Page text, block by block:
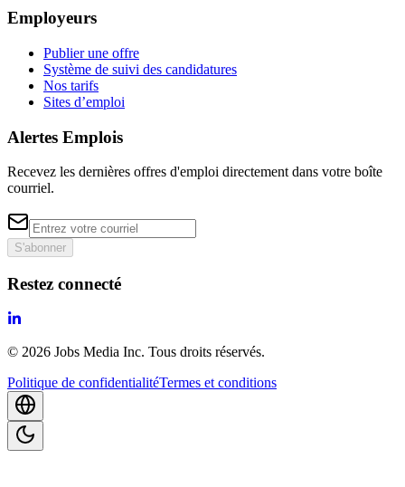
Employeurs
Publier une offre
Système de suivi des candidatures
Nos tarifs
Sites d’emploi
Alertes Emplois
Recevez les dernières offres d'emploi directement dans votre boîte
courriel.
S'abonner
Restez connecté
© 2026 Jobs Media Inc. Tous droits réservés.
Politique de confidentialitéTermes et conditions